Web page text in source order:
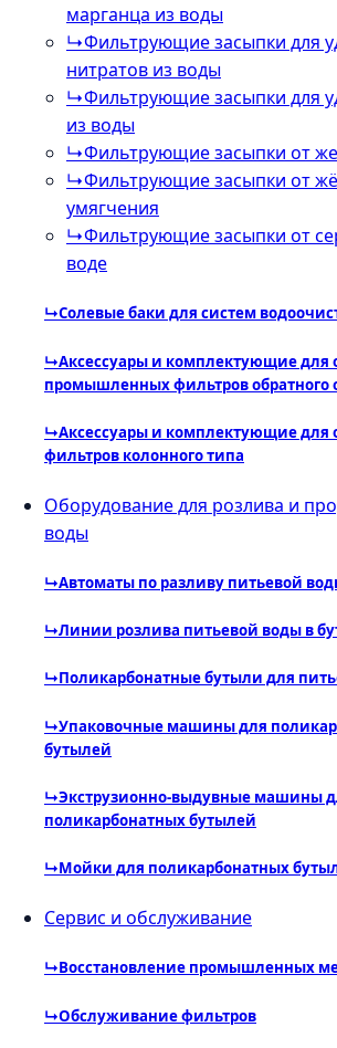
марганца из воды
↳Фильтрующие засыпки для
нитратов из воды
↳Фильтрующие засыпки для
из воды
↳Фильтрующие засыпки от
↳Фильтрующие засыпки от
умягчения
↳Фильтрующие засыпки от
воде
↳Солевые баки для систем
↳Аксессуары и комплектующие для
промышленных фильтров обратного
↳Аксессуары и комплектующие для
фильтров колонного типа
Оборудование для розлива и
воды
↳Автоматы по разливу питьевой
↳Линии розлива питьевой воды в
↳Поликарбонатные бутыли для
↳Упаковочные машины для
бутылей
↳Экструзионно-выдувные машины
поликарбонатных бутылей
↳Мойки для поликарбонатных
Сервис и обслуживание
↳Восстановление промышленных
↳Обслуживание фильтров